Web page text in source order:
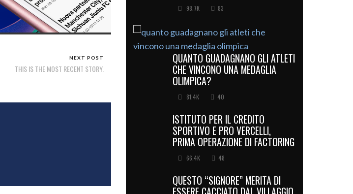
NEXT POST
THIS IS THE MOST RECENT STORY.
98.7K 83
QUANTO GUADAGNANO GLI ATLETI
CHE VINCONO UNA MEDAGLIA
OLIMPICA?
81.4K 40
ISTITUTO PER IL CREDITO
SPORTIVO E PRO VERCELLI,
PRIMA OPERAZIONE DI FACTORING
66.4K 48
QUESTO “SIGNORE” MERITA DI